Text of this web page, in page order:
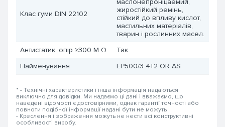
Клас гуми DIN 22102
маслонепроніцаемий,
жиростійкий ремінь,
стійкий до впливу кислот,
мастильних матеріалів,
тварин і рослинних масел.
Антистатик, опір ≥300 М Ω
Так
Найменування
EP500/3 4+2 OR AS
* - Технічні характеристики і інша інформація надаються
виключно для довідки. Ми надаємо ці дані і вважаємо, що
наведені відомості є достовірними, однак гарантії точності або
повноти подібної інформації надані бути не можуть
- Креслення і зображення можуть не нести всі конструктивні
особливості виробу.